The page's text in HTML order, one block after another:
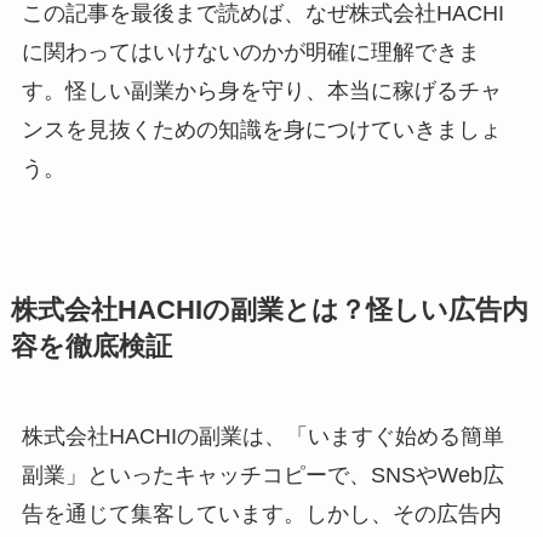
この記事を最後まで読めば、なぜ株式会社HACHI
に関わってはいけないのかが明確に理解できま
す。怪しい副業から身を守り、本当に稼げるチャ
ンスを見抜くための知識を身につけていきましょ
う。
株式会社HACHIの副業とは？怪しい広告内
容を徹底検証
株式会社HACHIの副業は、「いますぐ始める簡単
副業」といったキャッチコピーで、SNSやWeb広
告を通じて集客しています。しかし、その広告内